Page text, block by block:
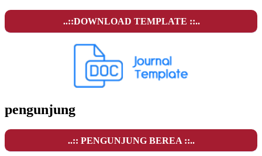
..::DOWNLOAD TEMPLATE ::..
pengunjung
..:: PENGUNJUNG BEREA ::..